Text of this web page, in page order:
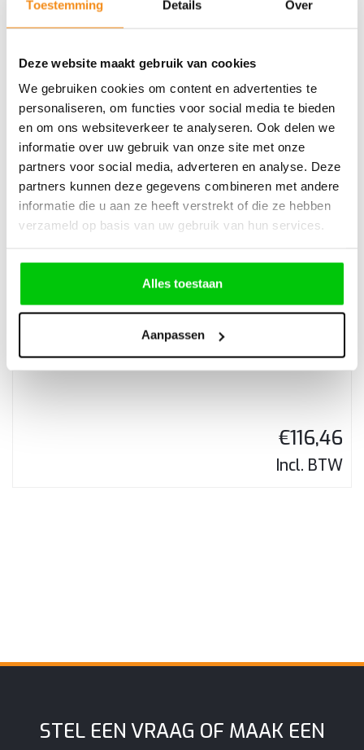
Toestemming Details Over
Deze website maakt gebruik van cookies
We gebruiken cookies om content en advertenties te
personaliseren, om functies voor social media te bieden
en om ons websiteverkeer te analyseren. Ook delen we
informatie over uw gebruik van onze site met onze
partners voor social media, adverteren en analyse. Deze
partners kunnen deze gegevens combineren met andere
informatie die u aan ze heeft verstrekt of die ze hebben
verzameld op basis van uw gebruik van hun services.
Alles toestaan
Aanpassen
B30 – Nieuw Universeel Type 3 Knops Klapsleutel
€21,07
Incl. BTW
156 2 Knops klapsleutel ID46 433mhz – Type1
€116,46
Incl. BTW
STEL EEN VRAAG OF MAAK EEN